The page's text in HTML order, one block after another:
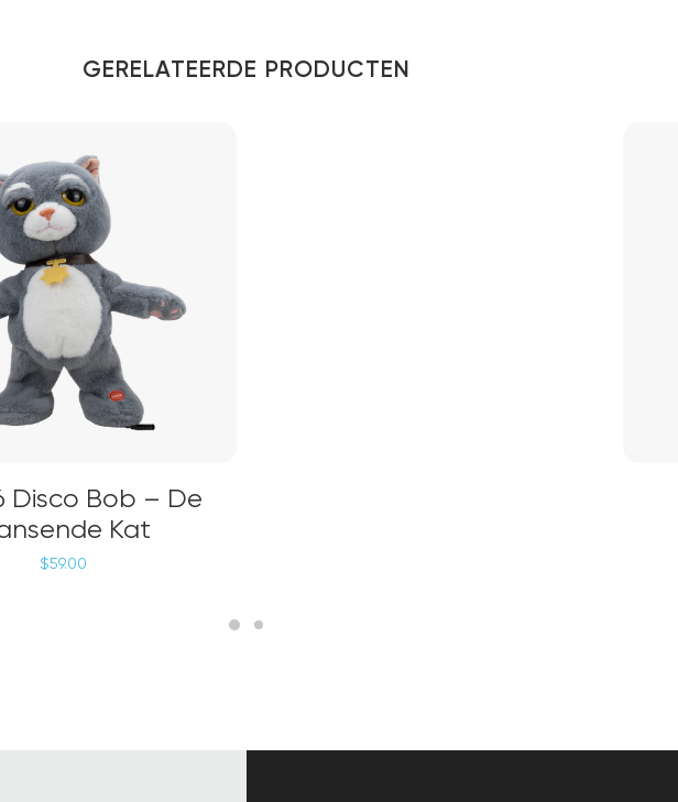
GERELATEERDE PRODUCTEN
Disco Bob – De
Kat
$59.00